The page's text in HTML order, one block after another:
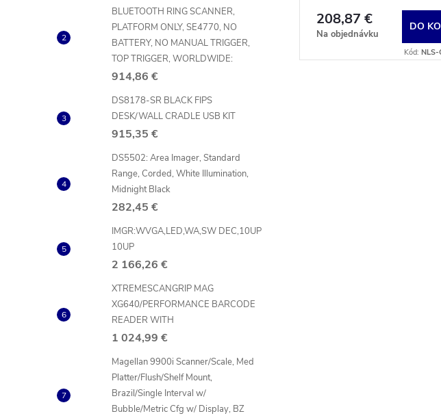
BLUETOOTH RING SCANNER,
PLATFORM ONLY, SE4770, NO
BATTERY, NO MANUAL TRIGGER,
TOP TRIGGER, WORLDWIDE:
914,86 €
DS8178-SR BLACK FIPS
DESK/WALL CRADLE USB KIT
915,35 €
DS5502: Area Imager, Standard
Range, Corded, White Illumination,
Midnight Black
282,45 €
IMGR:WVGA,LED,WA,SW DEC,10UP
10UP
2 166,26 €
XTREMESCANGRIP MAG
XG640/PERFORMANCE BARCODE
READER WITH
1 024,99 €
Magellan 9900i Scanner/Scale, Med
Platter/Flush/Shelf Mount,
Brazil/Single Interval w/
Bubble/Metric Cfg w/ Display, BZ
SUPPORTED) INCL
208,87 €
Na objednávku
DO
Kód: